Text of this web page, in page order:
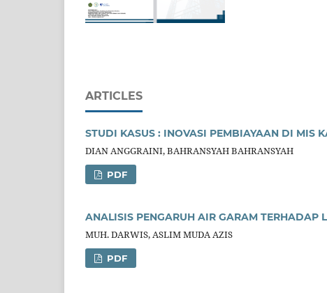
ARTICLES
STUDI KASUS : INOVASI PEMBIAYAAN DI MIS
DIAN ANGGRAINI, BAHRANSYAH BAHRANSYAH
PDF
ANALISIS PENGARUH AIR GARAM TERHADAP
MUH. DARWIS, ASLIM MUDA AZIS
PDF